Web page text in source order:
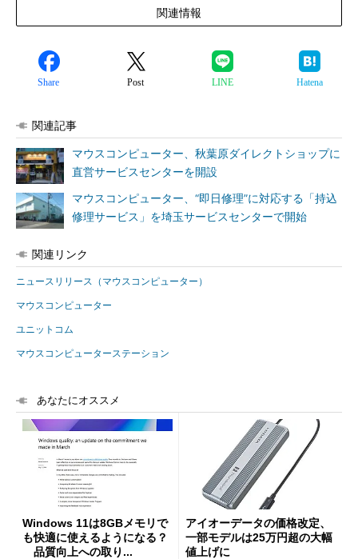
関連情報
Share Post LINE Hatena
関連記事
マウスコンピューター、秋葉原ダイレクトショップに
直営サービスセンターを開設
マウスコンピューター、“即日修理”に対応する「持込
修理サービス」を埼玉サービスセンターで開始
関連リンク
ニュースリリース（マウスコンピューター）
マウスコンピューター
ユニットコム
マウスコンピューターステーション
あなたにオススメ
Windows 11は8GBメモリで
も快適に使えるようになる？
品質向上への取り...
アイオーデータの価格改定、
一部モデルは25万円超の大幅
値上げに